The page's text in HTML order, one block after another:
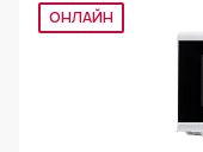
ОНЛАЙН